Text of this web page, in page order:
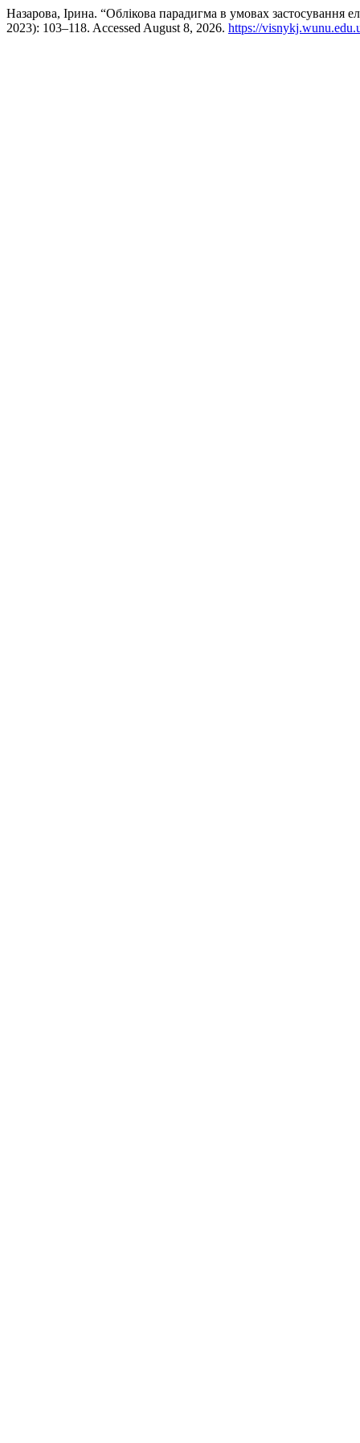
Назарова, Ірина. “Облікова парадигма в умовах застосування
2023): 103–118. Accessed August 8, 2026. https://